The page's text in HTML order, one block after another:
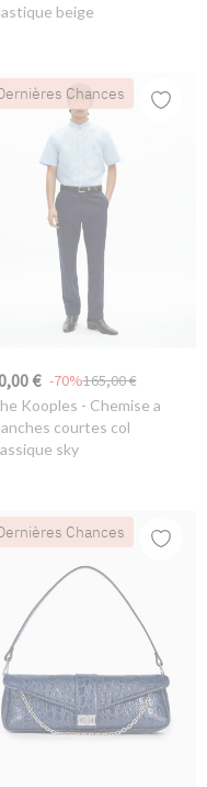
beige
Chances
€ 165,00 €
-70%
Kooples - Chemise a
courtes col
sky
Chances